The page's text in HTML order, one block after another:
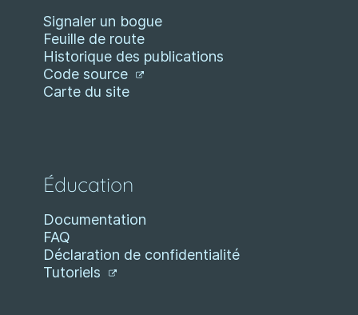
Signaler un bogue
Feuille de route
Historique des publications
Code source
Carte du site
Éducation
Documentation
FAQ
Déclaration de confidentialité
Tutoriels